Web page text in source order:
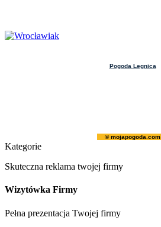
Pogoda Legnica
© mojapogoda.com
Kategorie
Skuteczna reklama twojej firmy
Wizytówka Firmy
Pełna prezentacja Twojej firmy